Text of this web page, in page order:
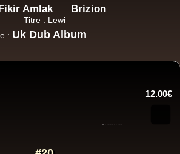
Amlak Brizion
Titre : Lewi
: Uk Dub Album
12.00€